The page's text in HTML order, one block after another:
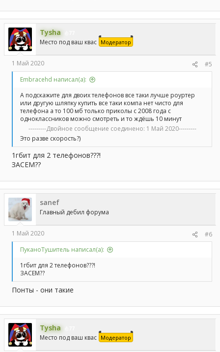
Tysha
Место под ваш квас Модератор
1 Май 2020
#5
Embracehd написал(а):
А подскажите для двоих телефонов все таки лучше роуртер
или другую шляпку купить все таки компа нет чисто для
телефона а то 100 мб только приколы с 2008 года с
одноклассников можно смотреть и то ждёшь 10 минут
---------Двойное сообщение соединено: 1 Май 2020---------
Это разве скорость?)
1гбит для 2 телефонов???!
ЗАСЕМ??
sanef
Главный дебил форума
1 Май 2020
#6
ПуканоТушитель написал(а):
1гбит для 2 телефонов???!
ЗАСЕМ??
Понты - они такие
Tysha
Место под ваш квас Модератор